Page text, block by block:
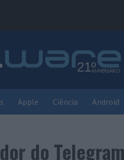
Apple Ciência Android
do